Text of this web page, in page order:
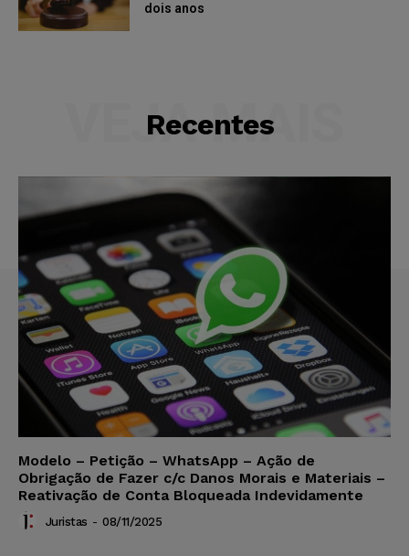
dois anos
Recentes
VEJA MAIS
Modelo – Petição – WhatsApp – Ação de
Obrigação de Fazer c/c Danos Morais e Materiais –
Reativação de Conta Bloqueada Indevidamente
Juristas - 08/11/2025